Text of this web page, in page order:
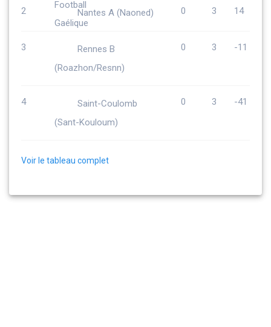
2 Nantes A (Naoned) 0 3 14
3
Rennes B
(Roazhon/Resnn)
0 3 -11
4
Saint-Coulomb
(Sant-Kouloum)
0 3 -41
Voir le tableau complet